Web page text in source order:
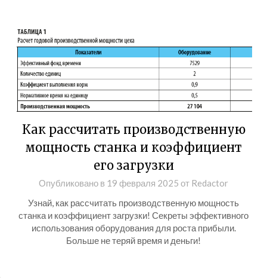
Как рассчитать производственную
мощность станка и коэффициент
его загрузки
Опубликовано в 19 февраля 2025 от Redactor
Узнай, как рассчитать производственную мощность
станка и коэффициент загрузки! Секреты эффективного
использования оборудования для роста прибыли.
Больше не теряй время и деньги!